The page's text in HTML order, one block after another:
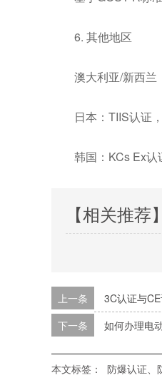
6. 其他地区
澳大利亚/新西兰
日本：TIIS认证
韩国：KCs Ex认
【相关推荐】
上一条
3C认证与
下一条 如何办理电
本文标签： 防爆认证、